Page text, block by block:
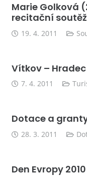
Marie Golková
recitační
19. 4. 2011
Vítkov –
7. 4. 2011
Dotace a
28. 3. 2011
Den Evropy 2010